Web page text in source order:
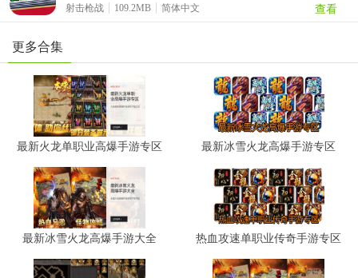
射击枪战 109.2MB 简体中文 查看
更多合集
最新火龙单职业高爆手游专区 最新冰雪火龙高爆手游专区
最新冰雪火龙高爆手游大全 热血攻速单职业传奇手游专区